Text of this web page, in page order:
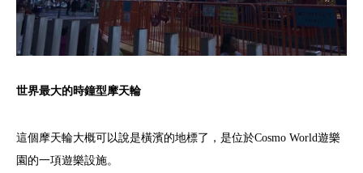
世界最大的時鐘型摩天輪
這個摩天輪大概可以說是橫濱的地標了，是位於Cosmo World遊樂
園的一項遊樂設施。